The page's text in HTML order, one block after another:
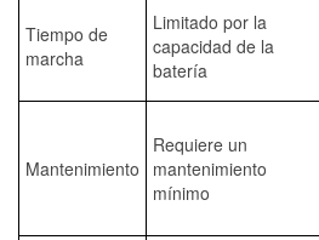
Tiempo de
marcha
Limitado por la
capacidad de la
batería
Mantenimiento
Requiere un
mantenimiento
mínimo